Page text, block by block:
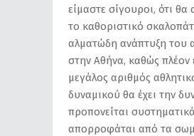
είμαστε σίγουροι, ότι θα
το καθοριστικό
αλματώδη ανάπτυξη του
στην Αθήνα, καθώς πλέον
μεγάλος αριθμός
δυναμικού θα έχει την
προπονείται
απορροφάται από τα